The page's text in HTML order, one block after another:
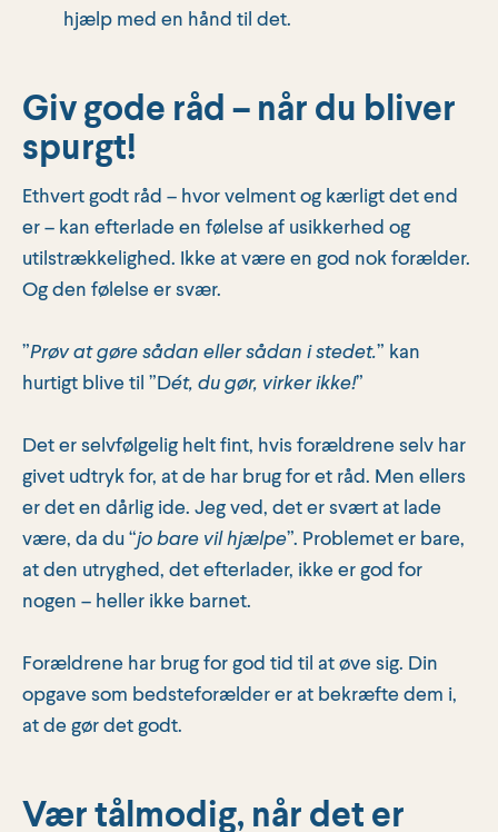
hjælp med en hånd til det.
Giv gode råd – når du bliver
spurgt!
Ethvert godt råd – hvor velment og kærligt det end
er – kan efterlade en følelse af usikkerhed og
utilstrækkelighed. Ikke at være en god nok forælder.
Og den følelse er svær.
”Prøv at gøre sådan eller sådan i stedet.” kan
hurtigt blive til ”Dét, du gør, virker ikke!”
Det er selvfølgelig helt fint, hvis forældrene selv har
givet udtryk for, at de har brug for et råd. Men ellers
er det en dårlig ide. Jeg ved, det er svært at lade
være, da du “jo bare vil hjælpe”. Problemet er bare,
at den utryghed, det efterlader, ikke er god for
nogen – heller ikke barnet.
Forældrene har brug for god tid til at øve sig. Din
opgave som bedsteforælder er at bekræfte dem i,
at de gør det godt.
Vær tålmodig, når det er